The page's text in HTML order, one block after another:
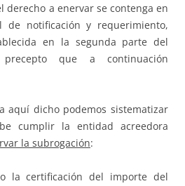
derecho a enervar se contenga en
de notificación y requerimiento,
en la segunda parte del
que a continuación
dicho podemos sistematizar
cumplir la entidad acreedora
la subrogación:
la certificación del importe del